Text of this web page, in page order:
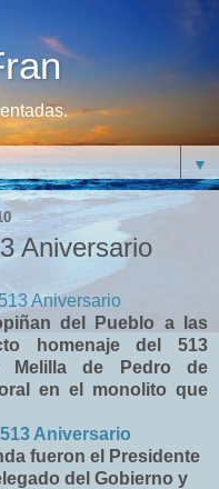
▼
Aniversario
del Pueblo a las
homenaje del 513
Melilla de Pedro de
en el monolito que
fueron el Presidente
del Gobierno y